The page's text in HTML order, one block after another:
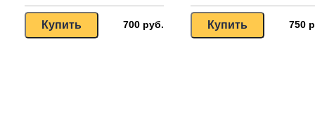
700 руб. 750